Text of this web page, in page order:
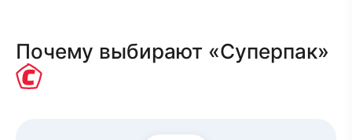
Почему выбирают «Суперпак»